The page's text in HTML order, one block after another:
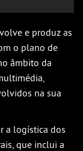
e produz as
o plano de
âmbito da
na sua
a logística dos
que inclui a